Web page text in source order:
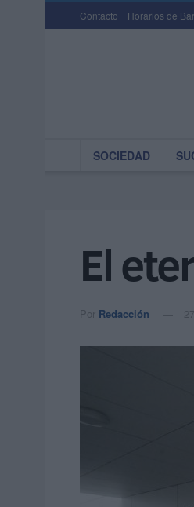
Contacto Horarios de
SOCIEDAD
El
Por Redacción